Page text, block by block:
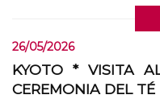
26/05/2026
KYOTO * VISITA
CEREMONIA DEL TÉ